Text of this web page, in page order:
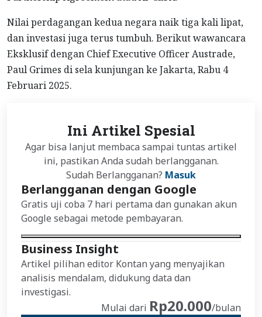
Nilai perdagangan kedua negara naik tiga kali lipat,
dan investasi juga terus tumbuh. Berikut wawancara
Eksklusif dengan Chief Executive Officer Austrade,
Paul Grimes di sela kunjungan ke Jakarta, Rabu 4
Februari 2025.
Ini Artikel Spesial
Agar bisa lanjut membaca sampai tuntas artikel
ini, pastikan Anda sudah berlangganan.
Sudah Berlangganan? Masuk
Berlangganan dengan Google
Gratis uji coba 7 hari pertama dan gunakan akun
Google sebagai metode pembayaran.
Business Insight
Artikel pilihan editor Kontan yang menyajikan
analisis mendalam, didukung data dan
investigasi.
Mulai dari Rp20.000/bulan